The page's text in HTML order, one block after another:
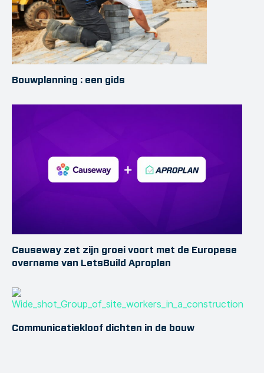
Bouwplanning : een gids
Causeway zet zijn groei voort met de Europese
overname van LetsBuild Aproplan
Communicatiekloof dichten in de bouw